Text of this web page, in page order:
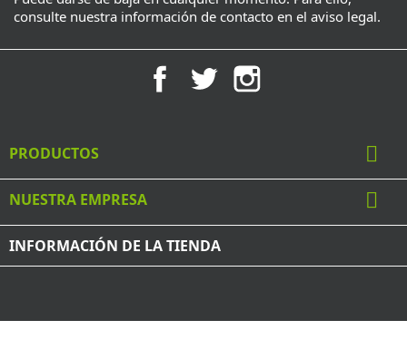
consulte nuestra información de contacto en el aviso legal.
FacebookTwitter
PRODUCTOS 
NUESTRA EMPRESA 
INFORMACIÓN DE LA TIENDA